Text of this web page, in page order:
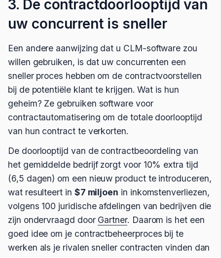
3. De contractdoorlooptijd van
uw concurrent is sneller
Een andere aanwijzing dat u CLM-software zou
willen gebruiken, is dat uw concurrenten een
sneller proces hebben om de contractvoorstellen
bij de potentiële klant te krijgen. Wat is hun
geheim? Ze gebruiken software voor
contractautomatisering om de totale doorlooptijd
van hun contract te verkorten.
De doorlooptijd van de contractbeoordeling van
het gemiddelde bedrijf zorgt voor 10% extra tijd
(6,5 dagen) om een nieuw product te introduceren,
wat resulteert in $7 miljoen in inkomstenverliezen,
volgens 100 juridische afdelingen van bedrijven die
zijn ondervraagd door Gartner. Daarom is het een
goed idee om je contractbeheerproces bij te
werken als je rivalen sneller contracten vinden dan